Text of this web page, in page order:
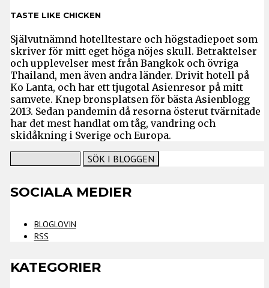
TASTE LIKE CHICKEN
Självutnämnd hotelltestare och högstadiepoet som
skriver för mitt eget höga nöjes skull. Betraktelser
och upplevelser mest från Bangkok och övriga
Thailand, men även andra länder. Drivit hotell på
Ko Lanta, och har ett tjugotal Asienresor på mitt
samvete. Knep bronsplatsen för bästa Asienblogg
2013. Sedan pandemin då resorna österut tvärnitade
har det mest handlat om tåg, vandring och
skidåkning i Sverige och Europa.
SOCIALA MEDIER
BLOGLOVIN
RSS
KATEGORIER